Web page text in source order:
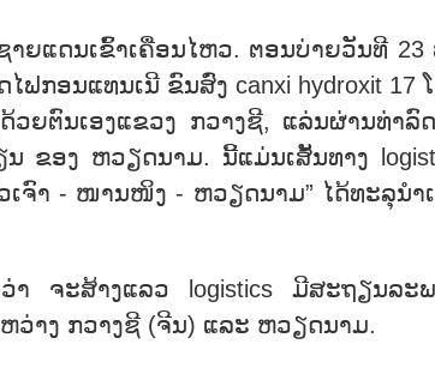
ຍ​ແດນ​ເຂົ້າ​ເຄື່ອນ​ໄຫວ. ​ຕອນ​ບ່າຍ​ວັນ​ທ​ີ 23
ອນ​ແທນ​ເນີ ຂົນ​ສົ່ງ canxi hydroxit 17
ຍ​ຕົນ​ເອງ​ແຂວງ ກວາງ​ຊີ, ​ແລ່ນຜ່ານ​ທ່າ​ລົ
ຂອງ ຫວຽດ​ນາມ. ນີ້​ແມ່ນ​ເສັ້ນ​ທາງ
ເຈົາ - ໜານ​ໜິງ - ຫວຽດ​ນາມ” ໄດ້​​ທະ​ລຸ​ນຳ​
ວ່າ ຈະ​ສ້າງແລວ logistics ມີ​ສະ​ຖຽນ​ລະ​
າງ ກວາງ​ຊີ (ຈີນ) ແລະ ຫວຽດ​ນາມ.